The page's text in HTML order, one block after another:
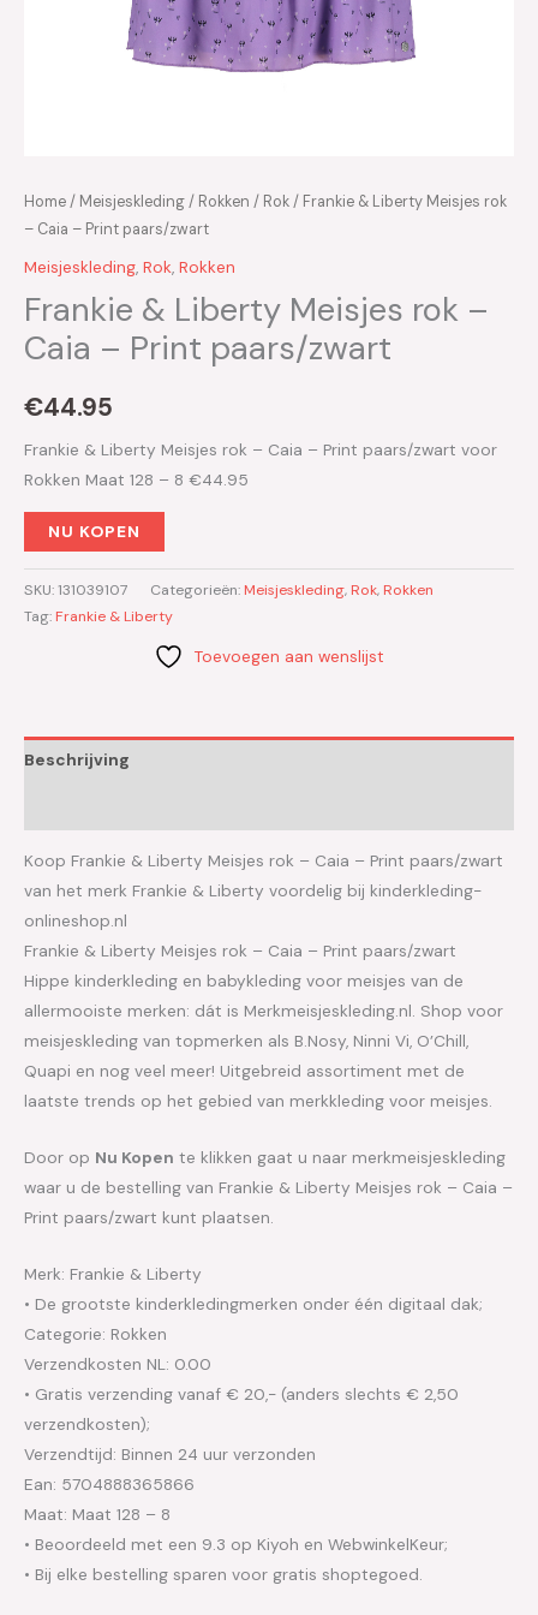
Home/ Meisjeskleding/ Rokken / Rok/ Frankie & Liberty Meisjes rok
– Caia – Print paars/zwart
Meisjeskleding, Rok, Rokken
Frankie & Liberty Meisjes rok –
Caia – Print paars/zwart
€44.95
Frankie & Liberty Meisjes rok – Caia – Print paars/zwart voor
Rokken Maat 128 – 8 €44.95
NU KOPEN
SKU:131039107 Categorieën: Meisjeskleding, Rok, Rokken
Tag: Frankie & Liberty
Toevoegen aan wenslijst
Beschrijving
Koop Frankie & Liberty Meisjes rok – Caia – Print paars/zwart
van het merk Frankie & Liberty voordelig bij kinderkleding-
onlineshop.nl
Frankie & Liberty Meisjes rok – Caia – Print paars/zwart
Hippe kinderkleding en babykleding voor meisjes van de
allermooiste merken: dát is Merkmeisjeskleding.nl. Shop voor
meisjeskleding van topmerken als B.Nosy, Ninni Vi, O’Chill,
Quapi en nog veel meer! Uitgebreid assortiment met de
laatste trends op het gebied van merkkleding voor meisjes.
Door op Nu Kopen te klikken gaat u naar merkmeisjeskleding
waar u de bestelling van Frankie & Liberty Meisjes rok – Caia –
Print paars/zwart kunt plaatsen.
Merk: Frankie & Liberty
• De grootste kinderkledingmerken onder één digitaal dak;
Categorie: Rokken
Verzendkosten NL: 0.00
• Gratis verzending vanaf € 20,- (anders slechts € 2,50
verzendkosten);
Verzendtijd: Binnen 24 uur verzonden
Ean: 5704888365866
Maat: Maat 128 – 8
• Beoordeeld met een 9.3 op Kiyoh en WebwinkelKeur;
• Bij elke bestelling sparen voor gratis shoptegoed.